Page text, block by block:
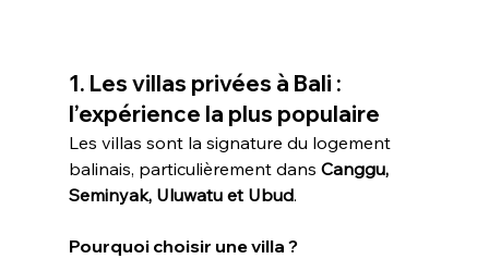
1. Les villas privées à Bali :
l’expérience la plus populaire
Les villas sont la signature du logement
balinais, particulièrement dans Canggu,
Seminyak, Uluwatu et Ubud.
Pourquoi choisir une villa ?